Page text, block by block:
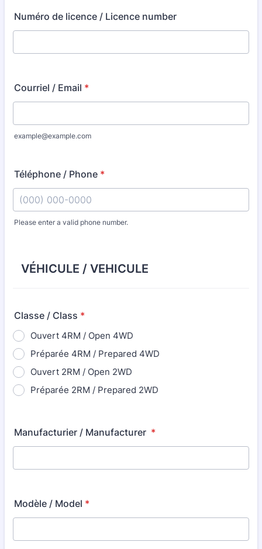
Numéro de licence / Licence number
Courriel / Email *
example@example.com
Téléphone / Phone *
Please enter a valid phone number.
VÉHICULE / VEHICULE
Classe / Class *
Ouvert 4RM / Open 4WD
Préparée 4RM / Prepared 4WD
Ouvert 2RM / Open 2WD
Préparée 2RM / Prepared 2WD
Manufacturier / Manufacturer *
Modèle / Model *